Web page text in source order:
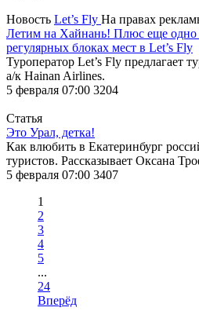
Новость Let’s Fly На правах
Летим на Хайнань! Плюс еще одно
регулярных блоках мест в Let’s Fly
Туроператор Let’s Fly предлагает
а/к Hainan Airlines.
5 февраля 07:00 3204
Статья
Это Урал, детка!
Как влюбить в Екатеринбург
туристов. Рассказывает Оксана
5 февраля 07:00 3407
1
2
3
4
5
...
24
Вперёд